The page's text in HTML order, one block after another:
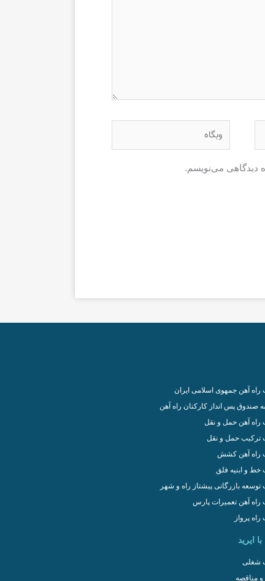
دیدگاهی می‌نویسم.
آهن جمهوی اسلامی ایران
صندوق پس انداز کارکنان راه آهن
آهن حمل و نقل
حمل و نقل
راه آهن کشش
و ابنیه فلق
بازرگانی پیشتاز راه و شهر
آهن تعمیرات پارس
پرواز
ایرید
شغلی
و مناقصه